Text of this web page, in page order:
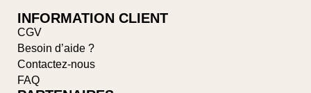
INFORMATION CLIENT
CGV
Besoin d’aide ?
Contactez-nous
FAQ